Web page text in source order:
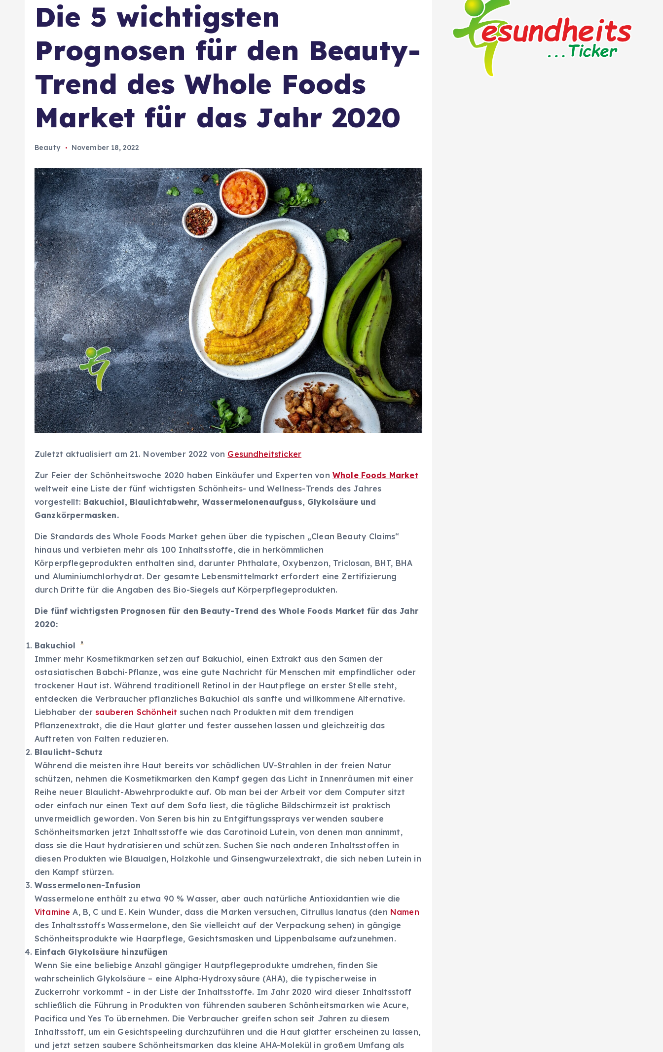
Die 5 wichtigsten
Prognosen für den Beauty-
Trend des Whole Foods
Market für das Jahr 2020
Beauty November 18, 2022
Zuletzt aktualisiert am 21. November 2022 von Gesundheitsticker
Zur Feier der Schönheitswoche 2020 haben Einkäufer und Experten von Whole Foods Market
weltweit eine Liste der fünf wichtigsten Schönheits- und Wellness-Trends des Jahres
vorgestellt: Bakuchiol, Blaulichtabwehr, Wassermelonenaufguss, Glykolsäure und
Ganzkörpermasken.
Die Standards des Whole Foods Market gehen über die typischen „Clean Beauty Claims“
hinaus und verbieten mehr als 100 Inhaltsstoffe, die in herkömmlichen
Körperpflegeprodukten enthalten sind, darunter Phthalate, Oxybenzon, Triclosan, BHT, BHA
und Aluminiumchlorhydrat. Der gesamte Lebensmittelmarkt erfordert eine Zertifizierung
durch Dritte für die Angaben des Bio-Siegels auf Körperpflegeprodukten.
Die fünf wichtigsten Prognosen für den Beauty-Trend des Whole Foods Market für das Jahr
2020:
Bakuchiol
Immer mehr Kosmetikmarken setzen auf Bakuchiol, einen Extrakt aus den Samen der
ostasiatischen Babchi-Pflanze, was eine gute Nachricht für Menschen mit empfindlicher oder
trockener Haut ist. Während traditionell Retinol in der Hautpflege an erster Stelle steht,
entdecken die Verbraucher pflanzliches Bakuchiol als sanfte und willkommene Alternative.
Liebhaber der sauberen Schönheit suchen nach Produkten mit dem trendigen
Pflanzenextrakt, die die Haut glatter und fester aussehen lassen und gleichzeitig das
Auftreten von Falten reduzieren.
Blaulicht-Schutz
Während die meisten ihre Haut bereits vor schädlichen UV-Strahlen in der freien Natur
schützen, nehmen die Kosmetikmarken den Kampf gegen das Licht in Innenräumen mit einer
Reihe neuer Blaulicht-Abwehrprodukte auf. Ob man bei der Arbeit vor dem Computer sitzt
oder einfach nur einen Text auf dem Sofa liest, die tägliche Bildschirmzeit ist praktisch
unvermeidlich geworden. Von Seren bis hin zu Entgiftungssprays verwenden saubere
Schönheitsmarken jetzt Inhaltsstoffe wie das Carotinoid Lutein, von denen man annimmt,
dass sie die Haut hydratisieren und schützen. Suchen Sie nach anderen Inhaltsstoffen in
diesen Produkten wie Blaualgen, Holzkohle und Ginsengwurzelextrakt, die sich neben Lutein in
den Kampf stürzen.
Wassermelonen-Infusion
Wassermelone enthält zu etwa 90 % Wasser, aber auch natürliche Antioxidantien wie die
Vitamine A, B, C und E. Kein Wunder, dass die Marken versuchen, Citrullus lanatus (den Namen
des Inhaltsstoffs Wassermelone, den Sie vielleicht auf der Verpackung sehen) in gängige
Schönheitsprodukte wie Haarpflege, Gesichtsmasken und Lippenbalsame aufzunehmen.
Einfach Glykolsäure hinzufügen
Wenn Sie eine beliebige Anzahl gängiger Hautpflegeprodukte umdrehen, finden Sie
wahrscheinlich Glykolsäure – eine Alpha-Hydroxysäure (AHA), die typischerweise in
Zuckerrohr vorkommt – in der Liste der Inhaltsstoffe. Im Jahr 2020 wird dieser Inhaltsstoff
schließlich die Führung in Produkten von führenden sauberen Schönheitsmarken wie Acure,
Pacifica und Yes To übernehmen. Die Verbraucher greifen schon seit Jahren zu diesem
Inhaltsstoff, um ein Gesichtspeeling durchzuführen und die Haut glatter erscheinen zu lassen,
und jetzt setzen saubere Schönheitsmarken das kleine AHA-Molekül in großem Umfang als